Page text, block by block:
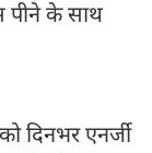
के साथ
दिनभर एनर्जी